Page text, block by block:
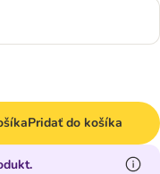
Pridať do košíka